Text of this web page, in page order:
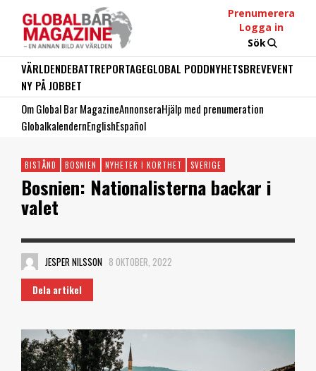
Prenumerera
Logga in
Sök
VÄRLDENDEBATTREPORTAGEGLOBAL PODDNYHETSBREVEVENT
NY PÅ JOBBET
Om Global Bar MagazineAnnonseraHjälp med prenumeration
GlobalkalendernEnglishEspañol
BISTÅND BOSNIEN NYHETER I KORTHET SVERIGE
Bosnien: Nationalisterna backar i
valet
JESPER NILSSON 8 OKTOBER, 2022
Dela artikel